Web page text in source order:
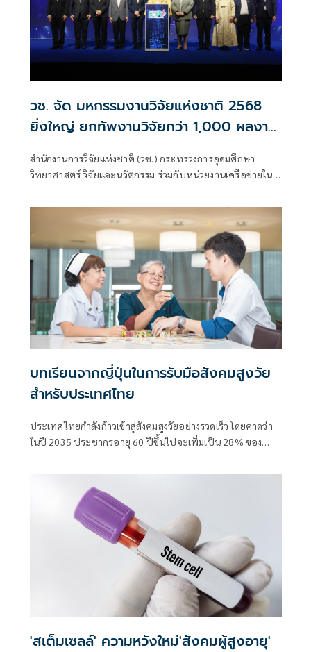
วช. จัด มหกรรมงานวิจัยแห่งชาติ 2568
ยิ่งใหญ่ ยกทัพงานวิจัยกว่า 1,000 ผลงาน
ต่ออนาคตไทยด้วยวิจัยและนวัตกรรม”
สำนักงานการวิจัยแห่งชาติ (วช.) กระทรวงการอุดมศึกษา
วิทยาศาสตร์ วิจัยและนวัตกรรม ร่วมกับหน่วยงานเครือข่ายใน
หรือ Thailand Research Expo 2025
บทเรียนจากญี่ปุ่นในการรับมือสังคมสูงวัย
สำหรับประเทศไทย
ประเทศไทยกำลังก้าวเข้าสู่สังคมสูงวัยอย่างรวดเร็ว โดยคาดว่า
ในปี 2035 ประชากรอายุ 60 ปีขึ้นไปจะเพิ่มเป็น 28% ของ
เข้าสู่สังคมสูงวัยตั้งแต่ทศวรรษ 1970 และปัจจุบันมีสัดส่วนผู้สูง
อายุมากกว่า 28% ของประชากรทั้งหมด (World Bank, 2021)
อย่างไรก็ดี ประเทศญี่ปุ่นได้พัฒนากลยุทธ์และนโยบายหลาย
ด้านเพื่อรับมือกับความท้าทายนี้
'สเต็มเซลล์' ความหวังใหม่'สังคมผู้สูงอายุ'